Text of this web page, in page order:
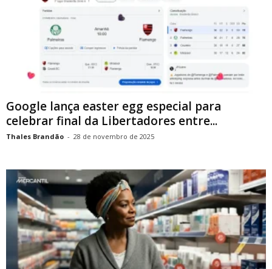
Google lança easter egg especial para
celebrar final da Libertadores entre...
Thales Brandão - 28 de novembro de 2025